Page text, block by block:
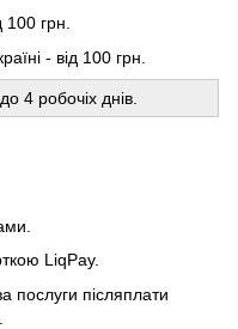
грн.
- від 100 грн.
4 робочіх днів.
LiqPay.
послуги післяплати